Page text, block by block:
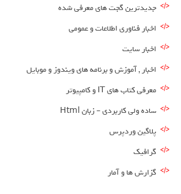
جدیدترین گجت های معرفی شده
اخبار فناوری اطلاعات و عمومی
اخبار سایت
اخبار , آموزش و برنامه های ویندوز و موبایل
معرفی کتاب های IT و کامپیوتر
ساده ولی کاربردی – زبان Html
پلاگین وردپرس
گرافیک
گزارش ها و آمار